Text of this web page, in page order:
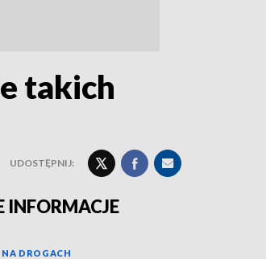
takich
UDOSTĘPNIJ:
INFORMACJE
NA DROGACH